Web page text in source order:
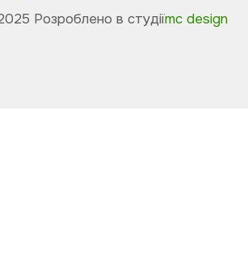
Розроблено в студіїmc design